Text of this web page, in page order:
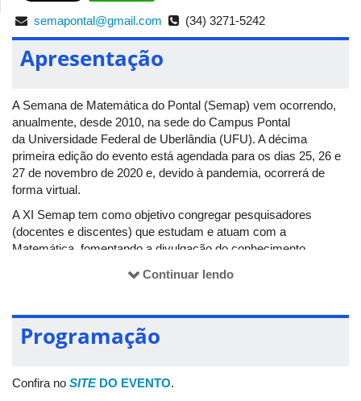
semapontal@gmail.com (34) 3271-5242
Apresentação
A Semana de Matemática do Pontal (Semap) vem ocorrendo,
anualmente, desde 2010, na sede do Campus Pontal
da Universidade Federal de Uberlândia (UFU). A décima
primeira edição do evento está agendada para os dias 25, 26 e
27 de novembro de 2020 e, devido à pandemia, ocorrerá de
forma virtual.
A XI Semap tem como objetivo congregar pesquisadores
(docentes e discentes) que estudam e atuam com a
Matemática, fomentando a divulgação do conhecimento
Excepcionalmente, neste ano, a Semana de Matemática será
sendo transmitidas ao vivo por videoconferências e as
comunicações orais sendo apresentadas por meio de vídeos
previamente gravados pelos autores e enviados para exposição
Continuar lendo
Programação
Confira no SITEDO EVENTO.